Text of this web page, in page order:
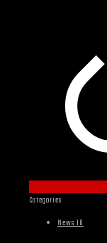
Categories
News 18